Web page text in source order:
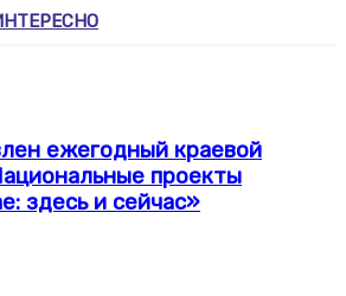
ежегодный краевой
проекты
здесь и сейчас»